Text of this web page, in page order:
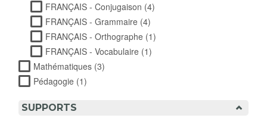
FRANÇAIS - Conjugaison (4)
FRANÇAIS - Grammaire (4)
Grammaire filter
FRANÇAIS - Orthographe (1)
FRANÇAIS - Vocabulaire (1)
Mathématiques (3)
Pédagogie (1)
SUPPORTS